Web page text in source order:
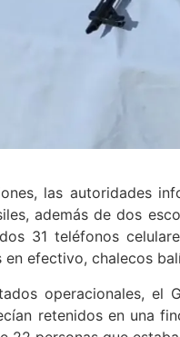
las autoridades
además de dos
31 teléfonos
en efectivo, chalecos
operacionales, el
retenidos en una